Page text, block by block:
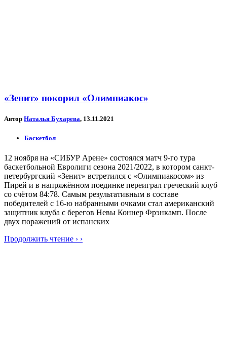
«Зенит» покорил «Олимпиакос»
Автор Наталья Бухарева, 13.11.2021
Баскетбол
12 ноября на «СИБУР Арене» состоялся матч 9-го тура
баскетбольной Евролиги сезона 2021/2022, в котором санкт-
петербургский «Зенит» встретился с «Олимпиакосом» из
Пирей и в напряжённом поединке переиграл греческий клуб
со счётом 84:78. Самым результативным в составе
победителей с 16-ю набранными очками стал американский
защитник клуба с берегов Невы Коннер Фрэнкамп. После
двух поражений от испанских
Продолжить чтение › ›